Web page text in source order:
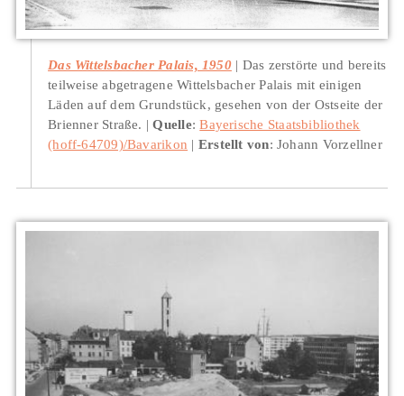
Das Wittelsbacher Palais, 1950
Das zerstörte und bereits
teilweise abgetragene Wittelsbacher Palais mit einigen
Läden auf dem Grundstück, gesehen von der Ostseite der
Brienner Straße.
Quelle:Bayerische Staatsbibliothek
(hoff-64709)/Bavarikon
Erstellt von: Johann Vorzellner